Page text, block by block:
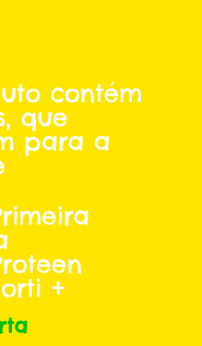
contém
que
para a
+